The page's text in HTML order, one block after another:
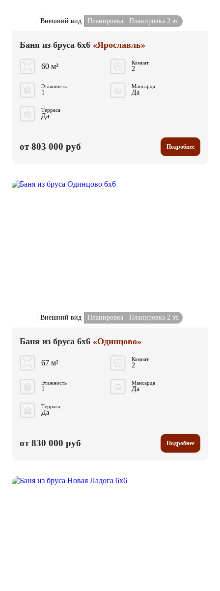
Внешний вид Планировка Планировка 2 эт.
Баня из бруса 6x6 «Ярославль»
60 м² Комнат
2
Этажность
1
Мансарда
Да
Терраса
Да
от 803 000 руб Подробнее
Внешний вид Планировка Планировка 2 эт.
Баня из бруса 6x6 «Одинцово»
67 м² Комнат
2
Этажность
1
Мансарда
Да
Терраса
Да
от 830 000 руб Подробнее